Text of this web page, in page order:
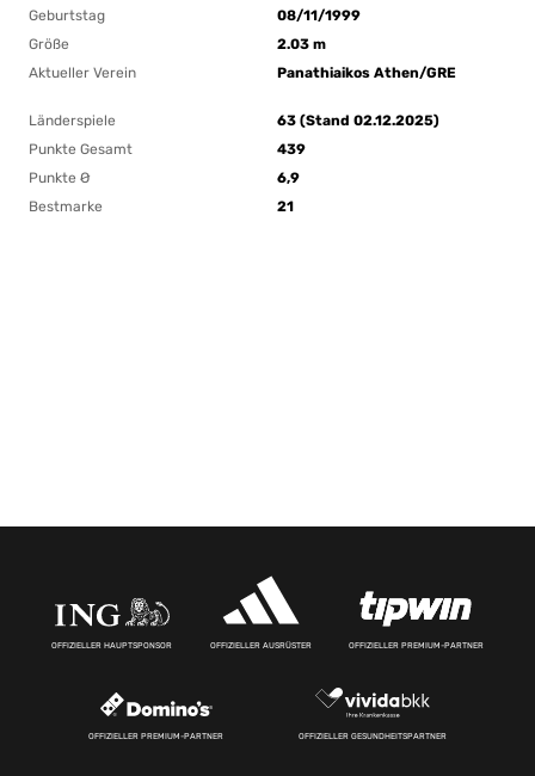
Geburtstag
08/11/1999
Größe
2.03 m
Aktueller Verein
Panathiaikos Athen/GRE
Länderspiele
63 (Stand 02.12.2025)
Punkte Gesamt
439
Punkte Ø
6,9
Bestmarke
21
OFFIZIELLER HAUPTSPONSOR OFFIZIELLER AUSRÜSTER OFFIZIELLER PREMIUM-PARTNER
OFFIZIELLER PREMIUM-PARTNER OFFIZIELLER GESUNDHEITSPARTNER